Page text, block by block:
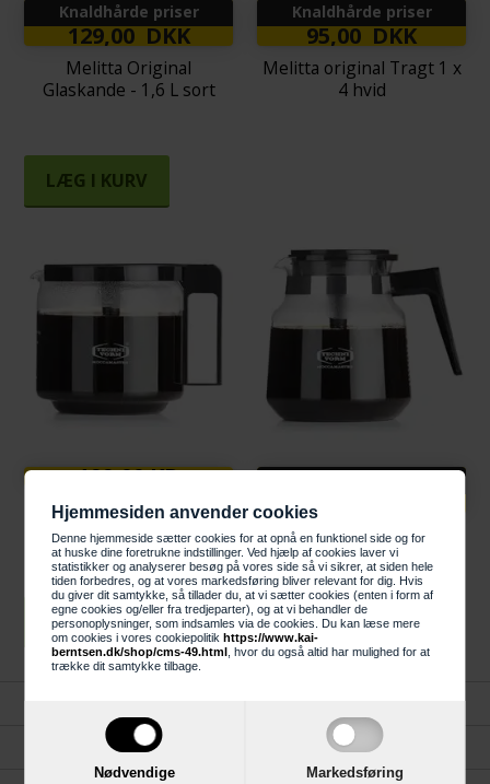
Hjemmesiden anvender cookies
Denne hjemmeside sætter cookies for at opnå en funktionel side og for
at huske dine foretrukne indstillinger. Ved hjælp af cookies laver vi
statistikker og analyserer besøg på vores side så vi sikrer, at siden hele
tiden forbedres, og at vores markedsføring bliver relevant for dig. Hvis
du giver dit samtykke, så tillader du, at vi sætter cookies (enten i form af
egne cookies og/eller fra tredjeparter), og at vi behandler de
personoplysninger, som indsamles via de cookies. Du kan læse mere
om cookies i vores cookiepolitikhttps://www.kai-
berntsen.dk/shop/cms-49.html , hvor du også altid har mulighed for at
trække dit samtykke tilbage.
Nødvendige Markedsføring
Knaldhårde priser
129,00 DKK
Melitta Original
Glaskande - 1,6 L sort
LÆG I KURV
Knaldhårde priser
95,00 DKK
Melitta original Tragt 1 x
4 hvid
199,00 KR
Moccamaster Glaskande
10 kops 1,25 liter sort til
kaffemaskine
LÆG I KURV
209,00 DKK
Moccamaster Glaskande
10 kops 1,25 liter sort til
kaffemaskine
LÆG I KURV